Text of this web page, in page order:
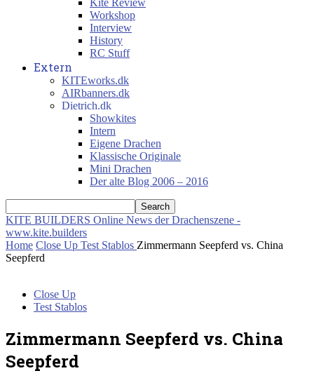
Kite Review
Workshop
Interview
History
RC Stuff
Extern
KITEworks.dk
AIRbanners.dk
Dietrich.dk
Showkites
Intern
Eigene Drachen
Klassische Originale
Mini Drachen
Der alte Blog 2006 – 2016
KITE BUILDERS Online News der Drachenszene -
www.kite.builders
Home Close Up Test Stablos Zimmermann Seepferd vs. China
Seepferd
Close Up
Test Stablos
Zimmermann Seepferd vs. China
Seepferd